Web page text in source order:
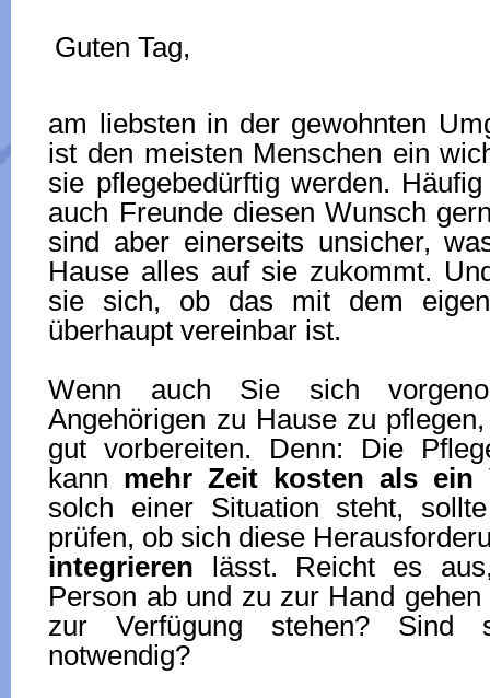
Guten Tag,
am liebsten in der gewohnten
ist den meisten Menschen ein
sie pflegebedürftig werden.
auch Freunde diesen Wunsch
sind aber einerseits unsicher,
Hause alles auf sie zukommt.
sie sich, ob das mit dem
überhaupt vereinbar ist.
Wenn auch Sie sich
Angehörigen zu Hause zu
gut vorbereiten. Denn: Die
kann mehr Zeit kosten als ein
solch einer Situation steht,
prüfen, ob sich diese
integrieren lässt. Reicht es
Person ab und zu zur Hand
zur Verfügung stehen? Sind
notwendig?